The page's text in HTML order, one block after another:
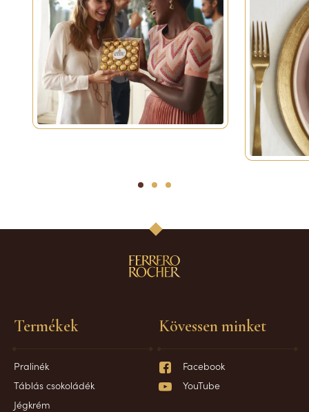
1 2 3
Termékek
Pralinék
Táblás csokoládék
Jégkrém
Kövessen minket
Facebook
YouTube